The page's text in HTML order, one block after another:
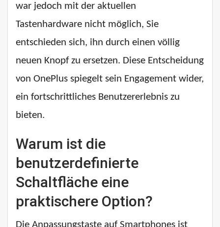
war jedoch mit der aktuellen
Tastenhardware nicht möglich, Sie
entschieden sich, ihn durch einen völlig
neuen Knopf zu ersetzen. Diese Entscheidung
von OnePlus spiegelt sein Engagement wider,
ein fortschrittliches Benutzererlebnis zu
bieten.
Warum ist die
benutzerdefinierte
Schaltfläche eine
praktischere Option?
Die Anpassungstaste auf Smartphones ist